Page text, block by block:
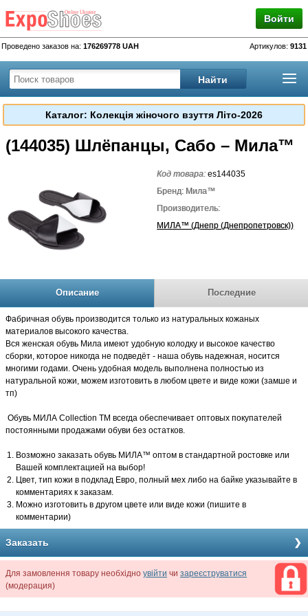
Войти
Проведено заказов на: 176269778 UAH Артикулов: 9131
Каталог: Колекція жіночого взуття Літо-2026
(144035) Шлёпанцы, Сабо – Мила™
Код товара:es144035
Бренд: Мила™
Производитель:
МИЛА™ (Днепр (Днепропетровск))
Описание Последние
Фабричная обувь производится только из натуральных кожаных
материалов высокого качества.
Вся женская обувь Мила имеют удобную колодку и высокое качество
сборки, которое никогда не подведёт - наша обувь надежная, носится
многими годами. Очень удобная модель выполнена полностью из
натуральной кожи, можем изготовить в любом цвете и виде кожи (замше и
тп)
Обувь МИЛА Collection TM всегда обеспечивает оптовых покупателей
постоянными продажами обуви без остатков.
Возможно заказать обувь МИЛА™ оптом в стандартной ростовке или
Вашей комплектацией на выбор!
Цвет, тип кожи в подклад Евро, полный мех либо на байке указывайте в
комментариях к заказам.
Можно изготовить в другом цвете или виде кожи (пишите в
комментарии)
Заказать
Для замовлення товару необхідно увійти чи зареєструватися
(модерация)